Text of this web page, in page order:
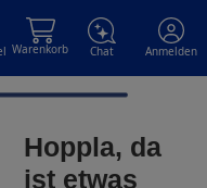
Warenkorb Chat Anmelden
Hoppla, da
ist etwas